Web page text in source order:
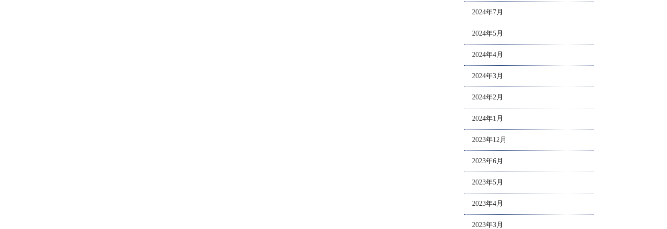
2024年7月
2024年5月
2024年4月
2024年3月
2024年2月
2024年1月
2023年12月
2023年6月
2023年5月
2023年4月
2023年3月